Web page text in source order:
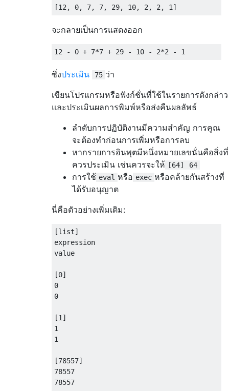
จะกลายเป็นการแสดงออก
ซึ่งประเมิน 75 ว่า
เขียนโปรแกรมหรือฟังก์ชั่นที่ใช้ในรายการดังกล่าว
และประเมินผลการพิมพ์หรือส่งคืนผลลัพธ์
ลำดับการปฏิบัติงานมีความสำคัญ การคูณ
จะต้องทำก่อนการเพิ่มหรือการลบ
หากรายการอินพุตมีหนึ่งหมายเลขนั่นคือสิ่งที่
ควรประเมิน เช่นควรจะให้
[64] 64
การใช้ eval หรือ exec หรือคล้ายกันสร้างที่
ได้รับอนุญาต
นี่คือตัวอย่างเพิ่มเติม:
[list]
expression
value
[0]
0
0
[1]
1
1
[78557]
78557
78557